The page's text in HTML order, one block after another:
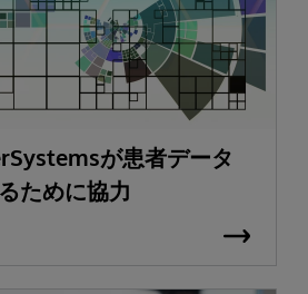
が患者データ
ために協力